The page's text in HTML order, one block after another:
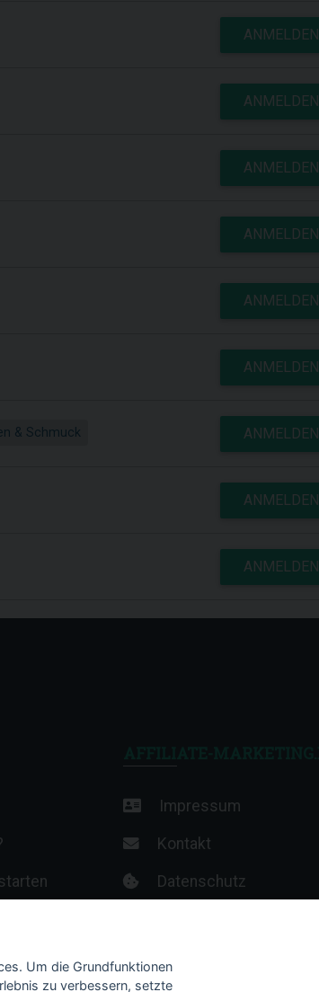
ANMELDEN
ANMELDEN
ANMELDEN
ANMELDEN
ANMELDEN
ANMELDEN
& Schmuck ANMELDEN
ANMELDEN
ANMELDEN
Impressum
Kontakt
Datenschutz
Um die Grundfunktionen
zu verbessern, setzte